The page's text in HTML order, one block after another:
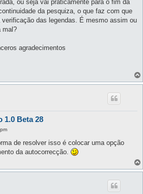
ou seja vai práticamente para o fim da
da pesquiza, o que faz com que
das legendas. É mesmo assim ou
mal?
agradecimentos
1.0 Beta 28
de resolver isso é colocar uma opção
da autocorrecção.